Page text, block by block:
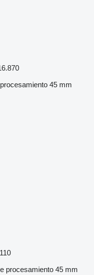
45 mm
procesamiento 45 mm